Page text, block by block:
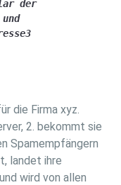
der
die Firma xyz.
2. bekommt sie
Spamempfängern
landet ihre
wird von allen